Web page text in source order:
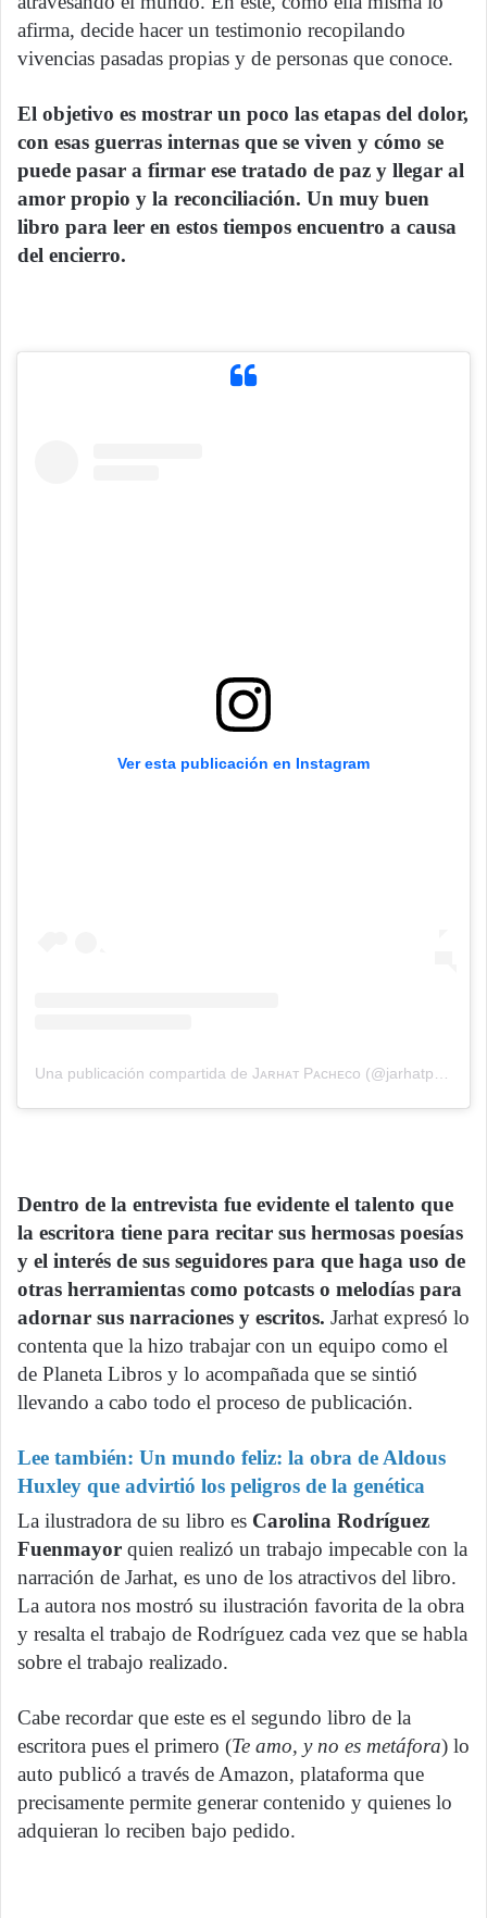
afirma, decide hacer un testimonio recopilando
vivencias pasadas propias y de personas que conoce.
El objetivo es mostrar un poco las etapas del dolor,
con esas guerras internas que se viven y cómo se
puede pasar a firmar ese tratado de paz y llegar al
amor propio y la reconciliación. Un muy buen
libro para leer en estos tiempos encuentro a causa
del encierro.
Ver esta publicación en Instagram
Dentro de la entrevista fue evidente el talento que
la escritora tiene para recitar sus hermosas poesías
y el interés de sus seguidores para que haga uso de
otras herramientas como potcasts o melodías para
adornar sus narraciones y escritos. Jarhat expresó lo
contenta que la hizo trabajar con un equipo como el
de Planeta Libros y lo acompañada que se sintió
llevando a cabo todo el proceso de publicación.
Lee también: Un mundo feliz: la obra de Aldous
Huxley que advirtió los peligros de la genética
La ilustradora de su libro es Carolina Rodríguez
Fuenmayor quien realizó un trabajo impecable con la
narración de Jarhat, es uno de los atractivos del libro.
La autora nos mostró su ilustración favorita de la obra
y resalta el trabajo de Rodríguez cada vez que se habla
sobre el trabajo realizado.
Cabe recordar que este es el segundo libro de la
escritora pues el primero (Te amo, y no es metáfora) lo
auto publicó a través de Amazon, plataforma que
precisamente permite generar contenido y quienes lo
adquieran lo reciben bajo pedido.